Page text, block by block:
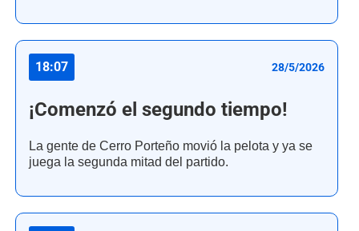
18:07 28/5/2026
¡Comenzó el segundo tiempo!
La gente de Cerro Porteño movió la pelota y ya se
juega la segunda mitad del partido.